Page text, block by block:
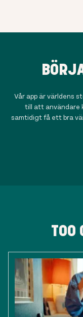
Vår app är världens
till att användare
samtidigt få ett bra
TOO